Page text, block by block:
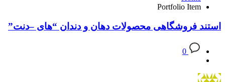
Portfolio Item
استند فروشگاهی محصولات دهان و دندان “های –دنت”
0